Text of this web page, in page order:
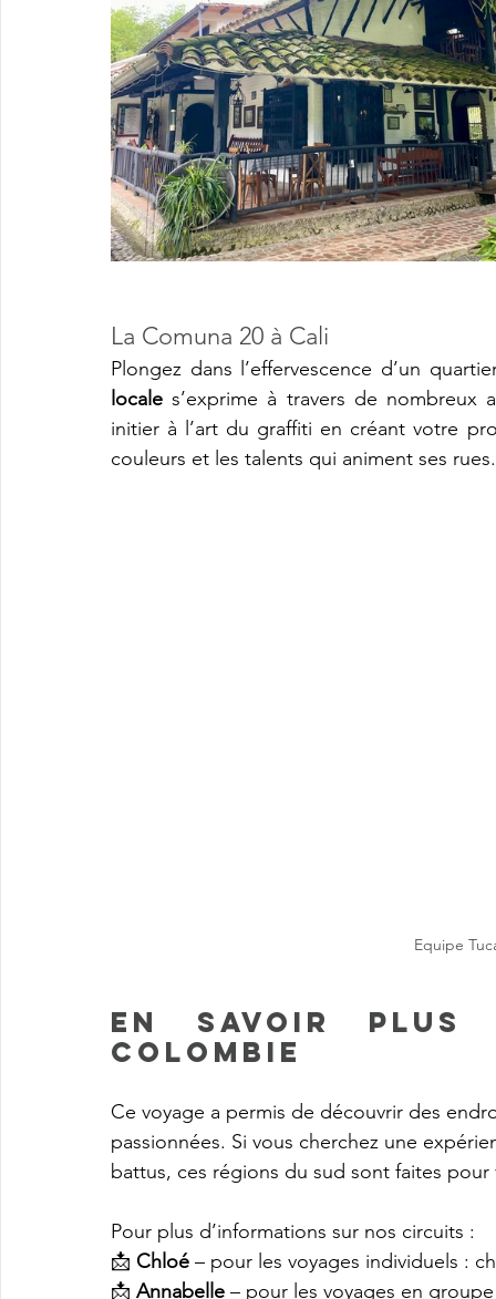
La Comuna 20 à Cali
Plongez dans l’effervescence d’un
locale s’exprime à travers de nombreux
initier à l’art du graffiti en créant votre
couleurs et les talents qui animent ses rues.
Equipe
en savoir plus
Colombie
Ce voyage a permis de découvrir des
passionnées. Si vous cherchez une
battus, ces régions du sud sont faites
Pour plus d’informations sur nos circuits :
📩 Chloé – pour les voyages individuels :
📩 Annabelle – pour les voyages en